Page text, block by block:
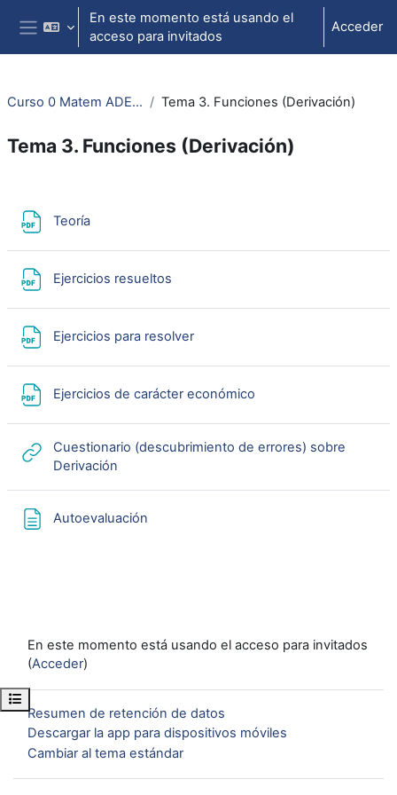
Salta al contenido principal
Panel lateral
En este momento está usando el
acceso para invitados
Acceder
Abrir índice del curso
Curso 0 Matem ADE... Tema 3. Funciones (Derivación)
Tema 3. Funciones (Derivación)
Teoría
Ejercicios resueltos
Ejercicios para resolver
Ejercicios de carácter económico
Cuestionario (descubrimiento de errores) sobre
Derivación
Autoevaluación
En este momento está usando el acceso para invitados
(Acceder)
Resumen de retención de datos
Descargar la app para dispositivos móviles
Cambiar al tema estándar